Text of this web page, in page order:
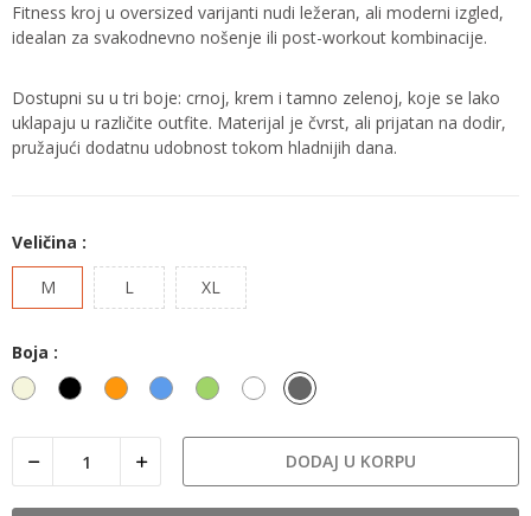
Fitness kroj u oversized varijanti nudi ležeran, ali moderni izgled,
idealan za svakodnevno nošenje ili post-workout kombinacije.
Dostupni su u tri boje: crnoj, krem i tamno zelenoj, koje se lako
uklapaju u različite outfite. Materijal je čvrst, ali prijatan na dodir,
pružajući dodatnu udobnost tokom hladnijih dana.
Veličina :
M L XL
Boja :
Bež
Crna Narandžasta
Plava Zelenaboja
Tamno
DODAJ U KORPU